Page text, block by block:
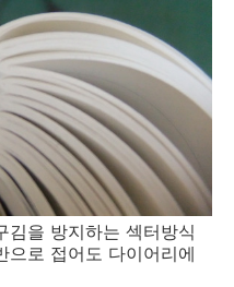
김을 방지하는 섹터방식
으로 접어도 다이어리에